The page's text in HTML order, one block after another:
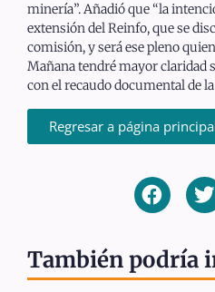
minería”. Añadió que “la
extensión del Reinfo, que se
comisión, y será ese pleno
Mañana tendré mayor claridad
con el recaudo documental de
Regresar a página
También podría